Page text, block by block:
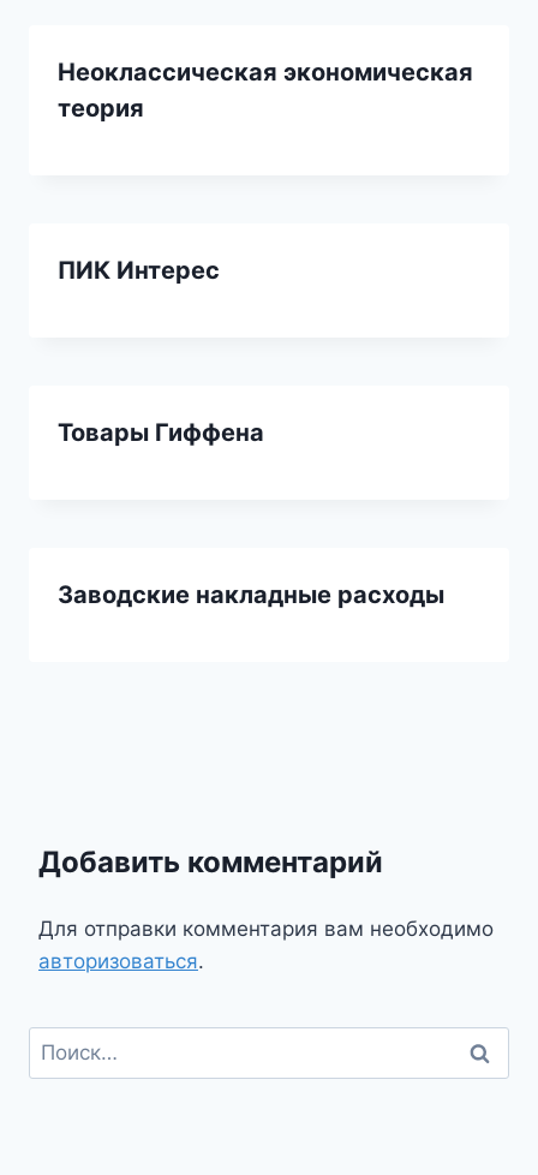
Неоклассическая экономическая
теория
ПИК Интерес
Товары Гиффена
Заводские накладные расходы
Добавить комментарий
Для отправки комментария вам необходимо
авторизоваться.
Найти: